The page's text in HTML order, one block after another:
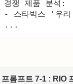
경쟁 제품 분석:
- 스타벅스 '우
프롬프트 7-1 : RIO